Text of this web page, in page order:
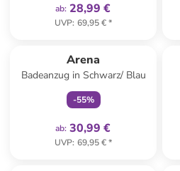
ab: 28,99 €
UVP: 69,95 €*
Arena
Badeanzug in Schwarz/ Blau
-55%
ab: 30,99 €
UVP: 69,95 €*